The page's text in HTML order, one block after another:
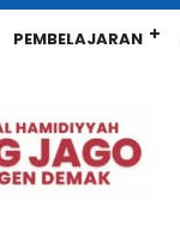
PEMBELAJARAN